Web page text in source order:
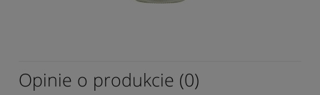
Opinie o produkcie (0)